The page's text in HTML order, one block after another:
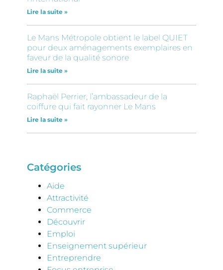
Lire la suite »
Le Mans Métropole obtient le label QUIET
pour deux aménagements exemplaires en
faveur de la qualité sonore
Lire la suite »
Raphaël Perrier, l’ambassadeur de la
coiffure qui fait rayonner Le Mans
Lire la suite »
Catégories
Aide
Attractivité
Commerce
Découvrir
Emploi
Enseignement supérieur
Entreprendre